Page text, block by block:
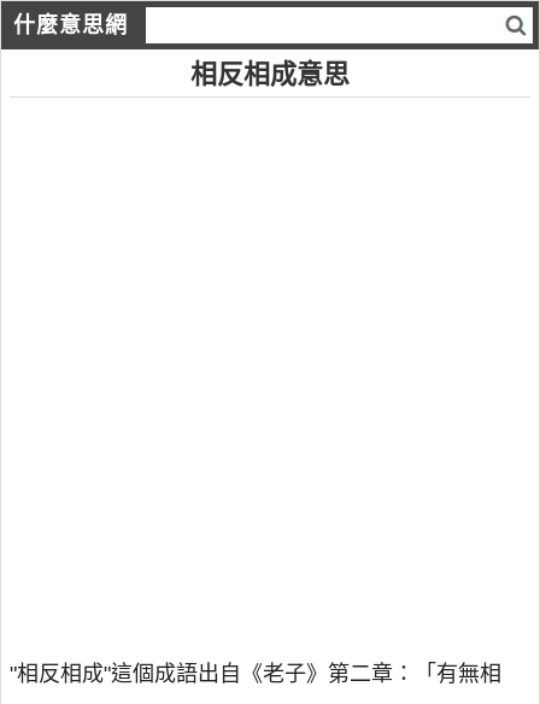
什麼意思網
相反相成意思
"相反相成"這個成語出自《老子》第二章：「有無相